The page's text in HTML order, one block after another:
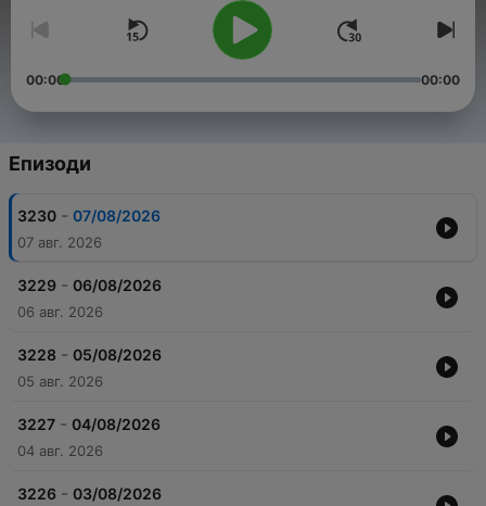
00:00 00:00
Епизоди
3230 - 07/08/2026
07 авг. 2026
3229 - 06/08/2026
06 авг. 2026
3228 - 05/08/2026
05 авг. 2026
3227 - 04/08/2026
04 авг. 2026
3226 - 03/08/2026